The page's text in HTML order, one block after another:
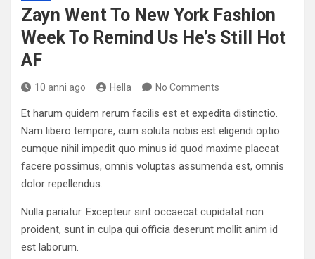
Zayn Went To New York Fashion
Week To Remind Us He’s Still Hot
AF
10 anni ago Hella No Comments
Et harum quidem rerum facilis est et expedita distinctio.
Nam libero tempore, cum soluta nobis est eligendi optio
cumque nihil impedit quo minus id quod maxime placeat
facere possimus, omnis voluptas assumenda est, omnis
dolor repellendus.
Nulla pariatur. Excepteur sint occaecat cupidatat non
proident, sunt in culpa qui officia deserunt mollit anim id
est laborum.